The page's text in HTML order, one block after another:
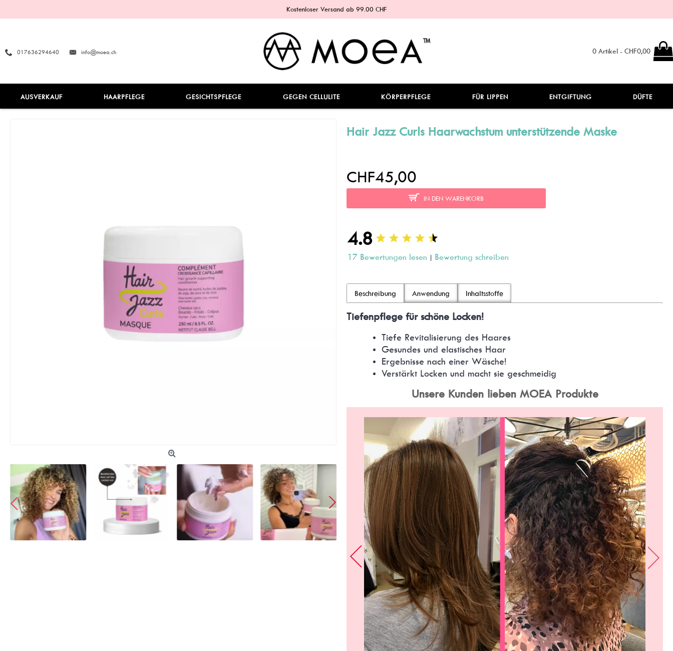
Kostenloser Versand ab 99.00 CHF
017636294640 info@moea.ch 0 Artikel - CHF0,00
AUSVERKAUF HAARPFLEGE GESICHTSPFLEGE GEGEN CELLULITE KÖRPERPFLEGE FÜR LIPPEN ENTGIFTUNG DÜFTE
Hair Jazz Curls Haarwachstum unterstützende Maske
CHF45,00
IN DEN WARENKORB
4.8
17 Bewertungen lesen | Bewertung schreiben
Beschreibung Anwendung Inhaltsstoffe
Tiefenpflege für schöne Locken!
Tiefe Revitalisierung des Haares
Gesundes und elastisches Haar
Ergebnisse nach einer Wäsche!
Verstärkt Locken und macht sie geschmeidig
Unsere Kunden lieben MOEA Produkte